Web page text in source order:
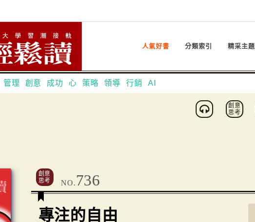
人氣好書 分類索引 精采主題
管理 創意 成功 心 策略 領導 行銷 AI
創意
思考
創意
思考
NO. 736
專注的自由